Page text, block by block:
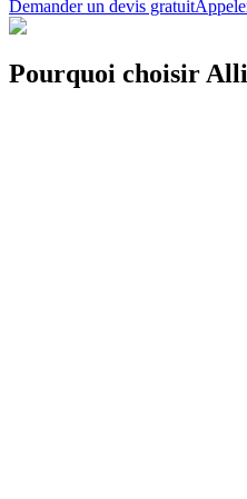
Demander un devis gratuit
Pourquoi choisir